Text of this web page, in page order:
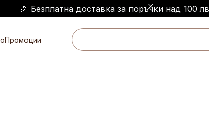
🎉 Безплатна доставка за поръчки над 100
Промоции